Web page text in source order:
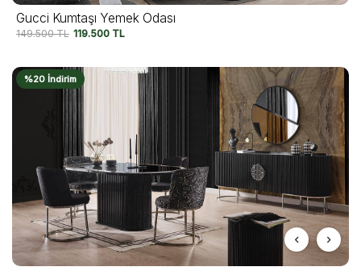
Gucci Kumtaşı Yemek Odası
149.500TL 119.500 TL
%20 İndirim